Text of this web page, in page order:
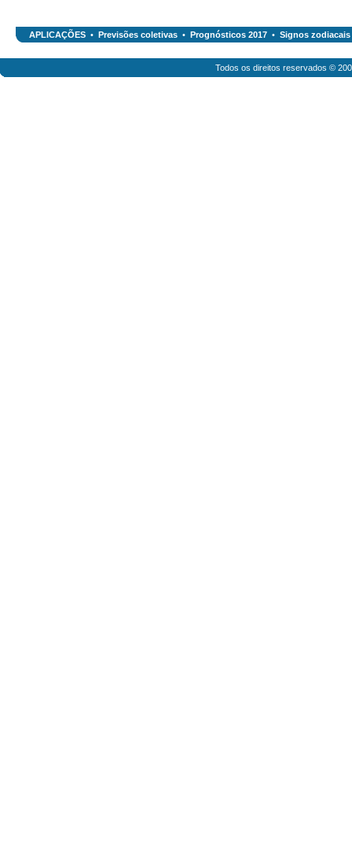
APLICAÇÕES • Previsões coletivas • Prognósticos 2017 • Signos zodiacais
Todos os direitos reservados ©